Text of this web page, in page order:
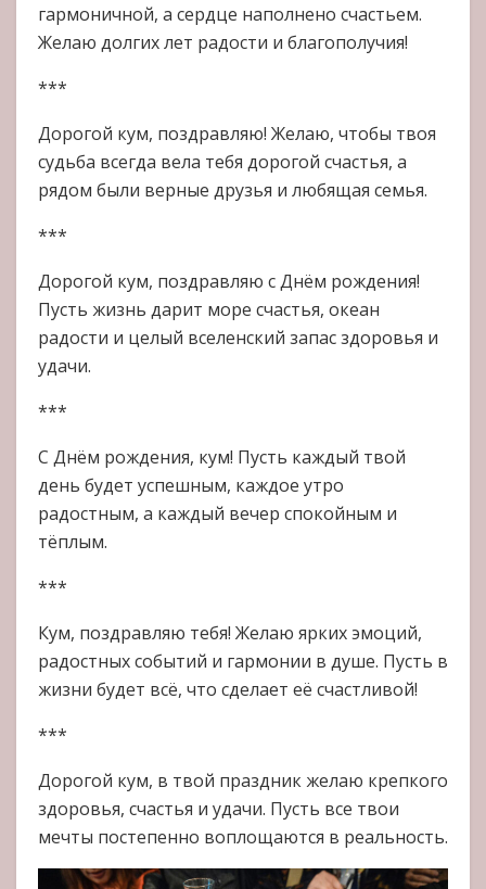
гармоничной, а сердце наполнено счастьем.
Желаю долгих лет радости и благополучия!
***
Дорогой кум, поздравляю! Желаю, чтобы твоя
судьба всегда вела тебя дорогой счастья, а
рядом были верные друзья и любящая семья.
***
Дорогой кум, поздравляю с Днём рождения!
Пусть жизнь дарит море счастья, океан
радости и целый вселенский запас здоровья и
удачи.
***
С Днём рождения, кум! Пусть каждый твой
день будет успешным, каждое утро
радостным, а каждый вечер спокойным и
тёплым.
***
Кум, поздравляю тебя! Желаю ярких эмоций,
радостных событий и гармонии в душе. Пусть в
жизни будет всё, что сделает её счастливой!
***
Дорогой кум, в твой праздник желаю крепкого
здоровья, счастья и удачи. Пусть все твои
мечты постепенно воплощаются в реальность.